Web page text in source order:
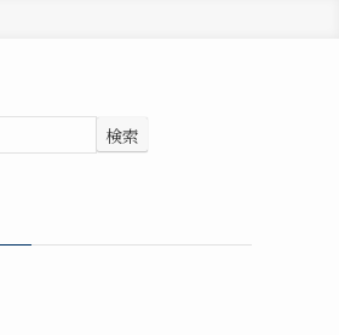
検索